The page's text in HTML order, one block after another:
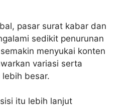
pasar surat kabar dan
sedikit penurunan
menyukai konten
variasi serta
lebih besar.
itu lebih lanjut